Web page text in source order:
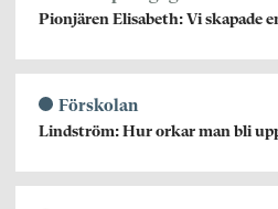
Pionjären Elisabeth: Vi skapade
Förskolan
Lindström: Hur orkar man bli